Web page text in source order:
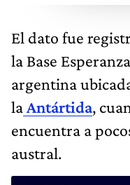
El dato fue
la Base
argentina
laAntártida,
encuentra a
austral.